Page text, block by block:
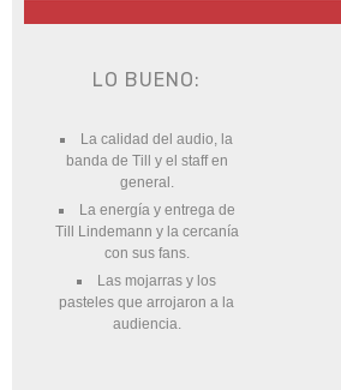
LO BUENO:
La calidad del audio, la
banda de Till y el staff en
general.
La energía y entrega de
Till Lindemann y la cercanía
con sus fans.
Las mojarras y los
pasteles que arrojaron a la
audiencia.